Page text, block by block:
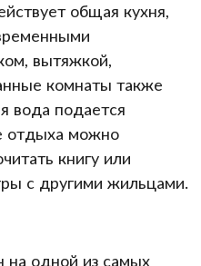
общая кухня,
вытяжкой,
комнаты также
вода подается
отдыха можно
книгу или
с другими жильцами.
на одной из самых